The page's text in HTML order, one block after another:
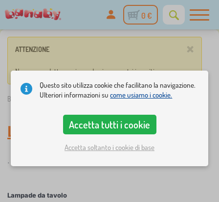
0 €
×
ATTENZIONE
Nessun prodotto corrisponde ai parametri inseriti.
Banaby.it »Luci /Lampade da tavolo
Lampade da tavolo-Luci
.
Lampade da tavolo
Questo sito utilizza cookie che facilitano la navigazione.
Ulteriori informazioni sucome usiamo i cookie.
Accetta tutti i cookie
Accetta soltanto i cookie di base